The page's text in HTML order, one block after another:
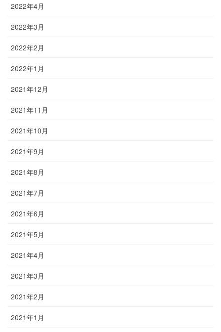
2022年4月
2022年3月
2022年2月
2022年1月
2021年12月
2021年11月
2021年10月
2021年9月
2021年8月
2021年7月
2021年6月
2021年5月
2021年4月
2021年3月
2021年2月
2021年1月